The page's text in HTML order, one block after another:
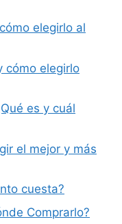
elegirlo al
cómo elegirlo
es y cuál
el mejor y más
cuesta?
Comprarlo?